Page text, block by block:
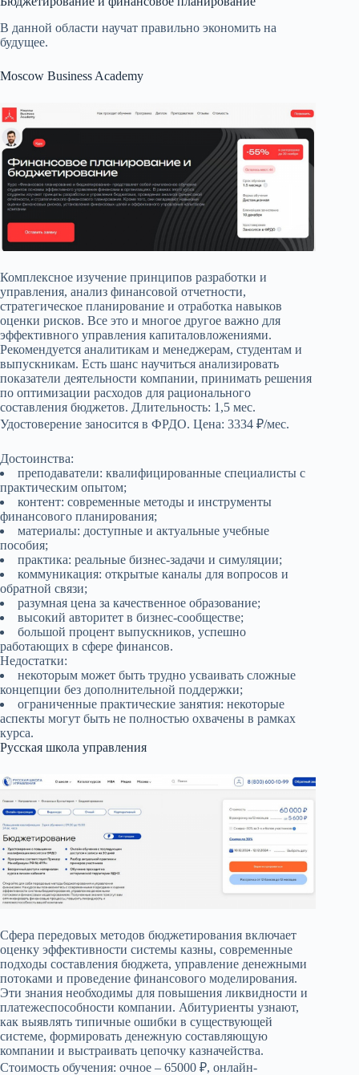
В данной области научат правильно экономить на
будущее.
Moscow Business Academy
Комплексное изучение принципов разработки и
управления, анализ финансовой отчетности,
стратегическое планирование и отработка навыков
оценки рисков. Все это и многое другое важно для
эффективного управления капиталовложениями.
Рекомендуется аналитикам и менеджерам, студентам и
выпускникам. Есть шанс научиться анализировать
показатели деятельности компании, принимать решения
по оптимизации расходов для рационального
составления бюджетов. Длительность: 1,5 мес.
Удостоверение заносится в ФРДО. Цена: 3334 ₽/мес.
Достоинства:
преподаватели: квалифицированные специалисты с
практическим опытом;
контент: современные методы и инструменты
финансового планирования;
материалы: доступные и актуальные учебные
пособия;
практика: реальные бизнес-задачи и симуляции;
коммуникация: открытые каналы для вопросов и
обратной связи;
разумная цена за качественное образование;
высокий авторитет в бизнес-сообществе;
большой процент выпускников, успешно
работающих в сфере финансов.
Недостатки:
некоторым может быть трудно усваивать сложные
концепции без дополнительной поддержки;
ограниченные практические занятия: некоторые
аспекты могут быть не полностью охвачены в рамках
курса.
Русская школа управления
Сфера передовых методов бюджетирования включает
оценку эффективности системы казны, современные
подходы составления бюджета, управление денежными
потоками и проведение финансового моделирования.
Эти знания необходимы для повышения ликвидности и
платежеспособности компании. Абитуриенты узнают,
как выявлять типичные ошибки в существующей
системе, формировать денежную составляющую
компании и выстраивать цепочку казначейства.
Стоимость обучения: очное – 65000 ₽, онлайн-